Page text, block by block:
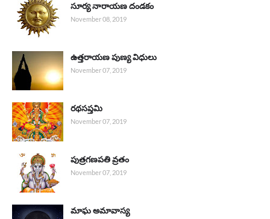
సూర్య నారాయణ దండకం
November 08, 2019
ఉత్తరాయణ పుణ్య విధులు
November 07, 2019
రథసప్తమి
November 07, 2019
పుత్రగణపతి వ్రతం
November 07, 2019
మాఘ అమావాస్య